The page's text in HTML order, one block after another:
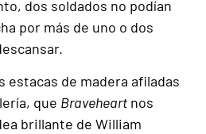
dos soldados no podían
por más de uno o dos
estacas de madera afiladas
que Braveheart nos
brillante de William